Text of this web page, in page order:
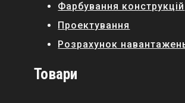
Фарбування конструкцій
Проектування
Розрахунок
Товари